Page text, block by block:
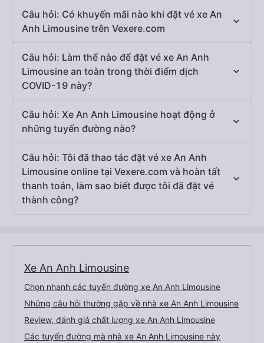
Câu hỏi: Có khuyến mãi nào khi đặt vé xe An
Anh Limousine trên Vexere.com
Câu hỏi: Làm thế nào để đặt vé xe An Anh
Limousine an toàn trong thời điểm dịch
COVID-19 này?
Câu hỏi: Xe An Anh Limousine hoạt động ở
những tuyến đường nào?
Câu hỏi: Tôi đã thao tác đặt vé xe An Anh
Limousine online tại Vexere.com và hoàn tất
thanh toán, làm sao biết được tôi đã đặt vé
thành công?
Xe An Anh Limousine
Chọn nhanh các tuyến đường xe An Anh Limousine
Những câu hỏi thường gặp về nhà xe An Anh Limousine
Review, đánh giá chất lượng xe An Anh Limousine
Các tuyến đường mà nhà xe An Anh Limousine này